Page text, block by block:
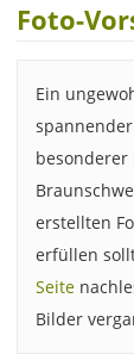
Foto-
Ein
besonderer
erstellten
erfüllen
Seite
Bilder